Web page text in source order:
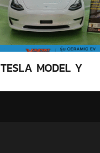
TESLA MODEL Y